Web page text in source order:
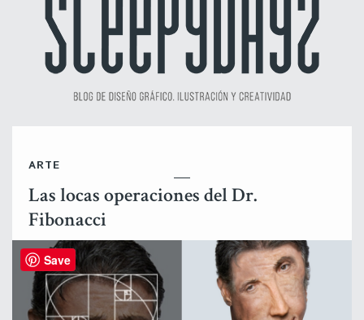
ARTE
Las locas operaciones del Dr.
Fibonacci
Save